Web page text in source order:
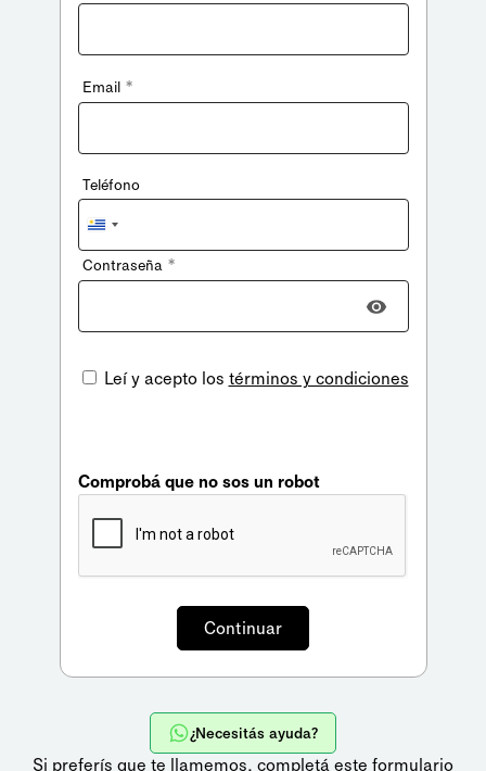
Email *
Teléfono
Uruguay
+598
Contraseña *
Leí y acepto los términos y condiciones
Comprobá que no sos un robot
¿Necesitás ayuda?
Si preferís que te llamemos, completá este formulario